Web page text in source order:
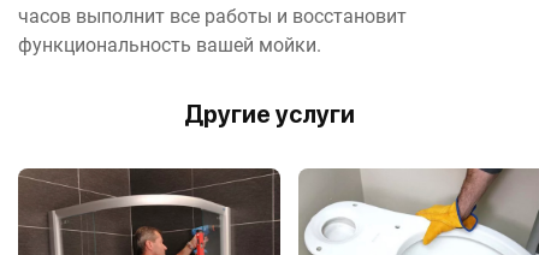
часов выполнит все работы и восстановит
функциональность вашей мойки.
Другие услуги